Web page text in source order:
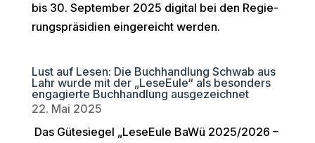
bis 30. September 2025 digital bei den Regie-
rungspräsidien eingereicht werden.
Lust auf Lesen: Die Buchhandlung Schwab aus
Lahr wurde mit der „LeseEule“ als besonders
engagierte Buchhandlung ausgezeichnet
22. Mai 2025
Das Gütesiegel „LeseEule BaWü 2025/2026 –